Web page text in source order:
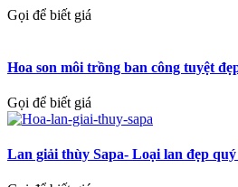
Gọi để biết giá
Hoa son môi trồng ban công tuyệt
Gọi để biết giá
Lan giải thùy Sapa- Loại lan đẹp